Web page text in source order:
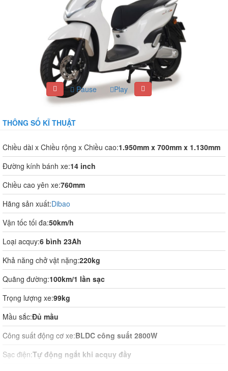
Pause Play
THÔNG SỐ KĨ THUẬT
Chiều dài x Chiều rộng x Chiều cao:1.950mm x 700mm x 1.130mm
Đường kính bánh xe:14 inch
Chiều cao yên xe:760mm
Hãng sản xuất:Dibao
Vận tốc tối đa:50km/h
Loại acquy:6 bình 23Ah
Khả năng chở vật nặng:220kg
Quãng đường:100km/1 lần sạc
Trọng lượng xe:99kg
Mầu sắc:Đủ mầu
Công suất động cơ xe:BLDC công suất 2800W
Sạc điện:Tự động ngắt khi acquy đầy